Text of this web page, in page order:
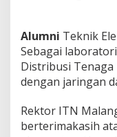
u
s
i
T
e
a
g
Alumni Teknik
Sebagai
Distribusi
dengan jaringan
Rektor ITN
berterimakasih